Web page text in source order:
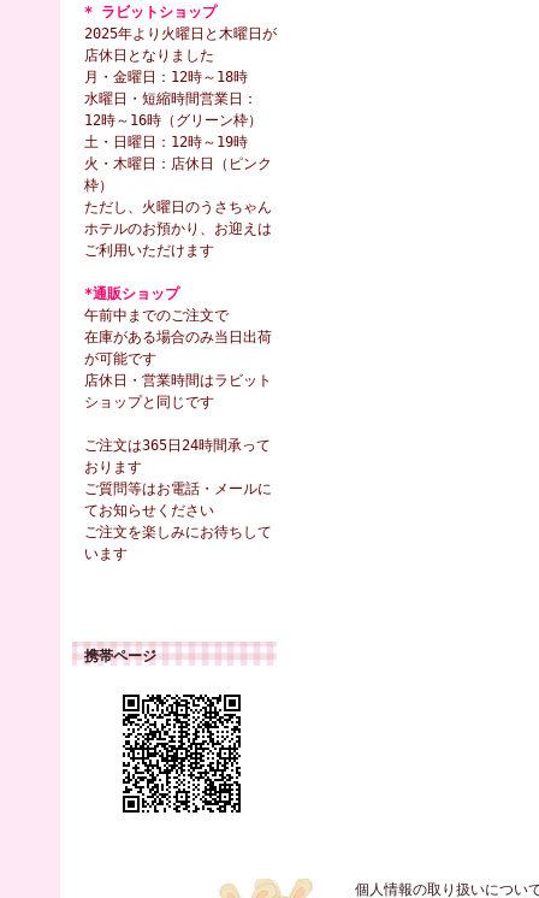
* ラビットショップ
2025年より火曜日と木曜日が
店休日となりました
月・金曜日：12時～18時
水曜日・短縮時間営業日：
12時～16時（グリーン枠）
土・日曜日：12時～19時
火・木曜日：店休日（ピンク
枠）
ただし、火曜日のうさちゃん
ホテルのお預かり、お迎えは
ご利用いただけます
*通販ショップ
午前中までのご注文で
在庫がある場合のみ当日出荷
が可能です
店休日・営業時間はラビット
ショップと同じです
ご注文は365日24時間承って
おります
ご質問等はお電話・メールに
てお知らせください
ご注文を楽しみにお待ちして
います
携帯ページ
個人情報の取り扱いについ